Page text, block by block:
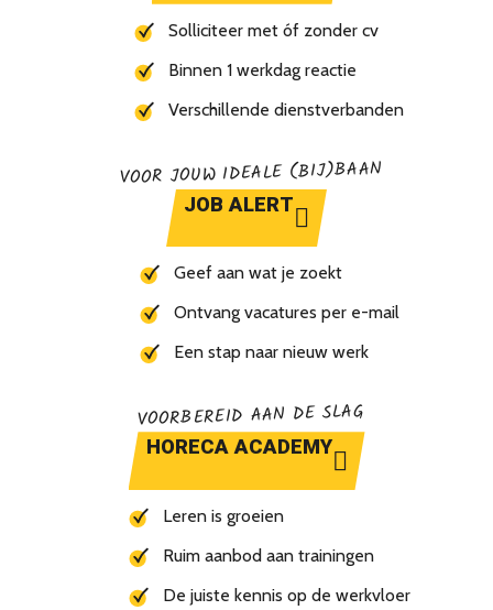
Solliciteer met óf zonder cv
Binnen 1 werkdag reactie
Verschillende dienstverbanden
VOOR JOUW IDEALE (BIJ)BAAN
JOB ALERT
Geef aan wat je zoekt
Ontvang vacatures per e-mail
Een stap naar nieuw werk
VOORBEREID AAN DE SLAG
HORECA ACADEMY
Leren is groeien
Ruim aanbod aan trainingen
De juiste kennis op de werkvloer